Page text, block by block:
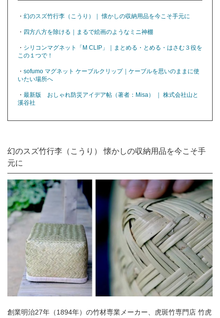
・ 幻のスズ竹行李（こうり）｜ 懐かしの収納用品を今こそ手元に
・ 四方八方を除ける｜まるで絵画のようなミニ神棚
・ シリコンマグネット「M CLIP」｜まとめる・とめる・はさむ３役を
この１つで！
・ sofumo マグネット ケーブルクリップ｜ケーブルを思いのままに使
いたい場所へ
・ 最新版 おしゃれ防災アイデア帖（著者：Misa） ｜ 株式会社山と
溪谷社
幻のスズ竹行李（こうり） 懐かしの収納用品を今こそ手
元に
創業明治27年（1894年）の竹材専業メーカー、虎斑竹専門店 竹虎